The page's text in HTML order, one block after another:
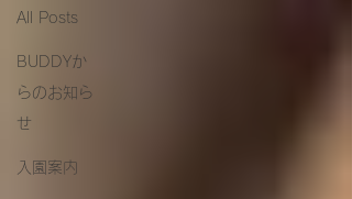
All Posts
BUDDYか
らのお知ら
せ
入園案内